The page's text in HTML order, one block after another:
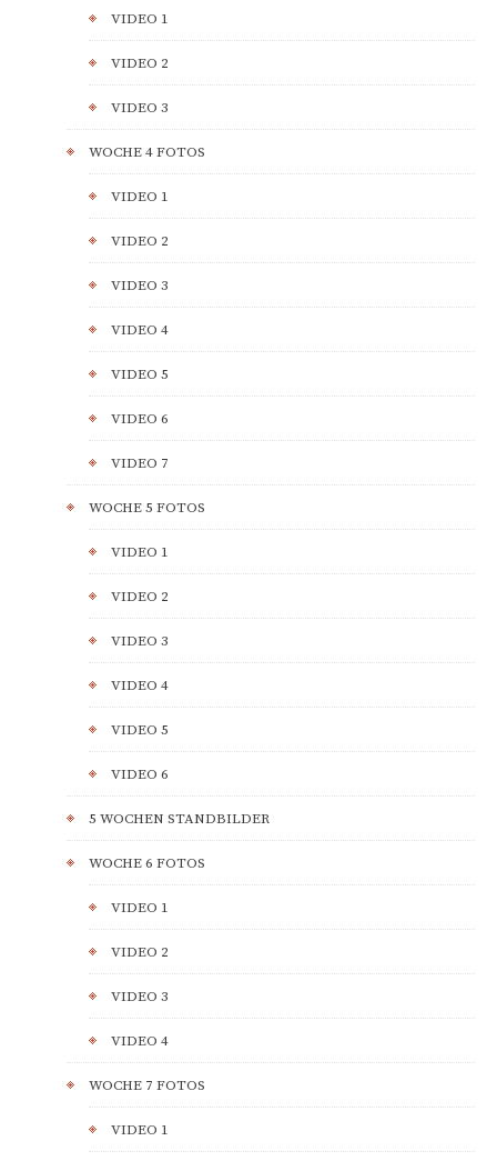
VIDEO 1
VIDEO 2
VIDEO 3
WOCHE 4 FOTOS
VIDEO 1
VIDEO 2
VIDEO 3
VIDEO 4
VIDEO 5
VIDEO 6
VIDEO 7
WOCHE 5 FOTOS
VIDEO 1
VIDEO 2
VIDEO 3
VIDEO 4
VIDEO 5
VIDEO 6
5 WOCHEN STANDBILDER
WOCHE 6 FOTOS
VIDEO 1
VIDEO 2
VIDEO 3
VIDEO 4
WOCHE 7 FOTOS
VIDEO 1